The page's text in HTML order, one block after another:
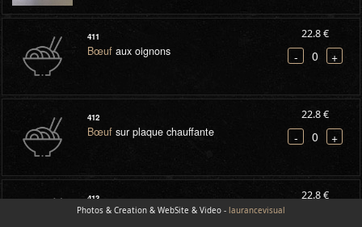
411
Bœufaux oignons
22.8 €
- 0 +
412
Bœufsur plaque chauffante
22.8 €
- 0 +
413
Bœufsauce Si-Chuan
22.8 €
Photos & Creation & WebSite & Video - laurancevisual